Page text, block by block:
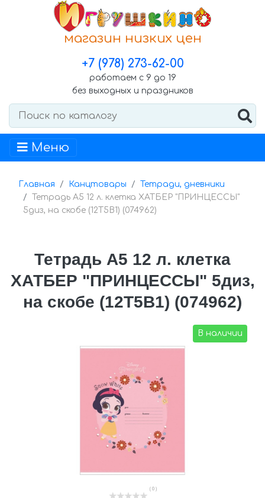
магазин низких цен
+7 (978) 273-62-00
работаем с 9 до 19
без выходных и праздников
Меню
Главная Канцтовары
Тетради, дневники
Тетрадь А5 12 л. клетка ХАТБЕР "ПРИНЦЕССЫ"
5диз, на скобе (12Т5В1) (074962)
Тетрадь А5 12 л. клетка
ХАТБЕР "ПРИНЦЕССЫ" 5диз,
на скобе (12Т5В1) (074962)
В наличии
( 0 )